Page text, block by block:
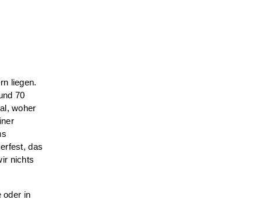
liegen.
70
woher
das
nichts
oder in